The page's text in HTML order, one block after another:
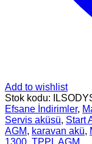
Add to wishlist
Stok kodu:
Efsane İndirimler,
Servis aküsü, Start
AGM, karavan akü,
1300, TPPL AGM